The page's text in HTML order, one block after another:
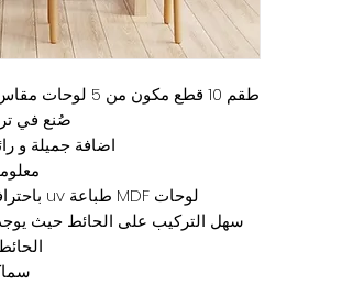
طقم 10 قطع مكون من 5 لوحات مقاس 30*20 سم + 5 اخرى مقاس 20*15 سم
صُنع في
اضافة جميلة و
لوحات MDF طباعة uv باحترافية على الخشب وجوده ممتازه 💯
سهل التركيب على الحائط حيث
سماكة